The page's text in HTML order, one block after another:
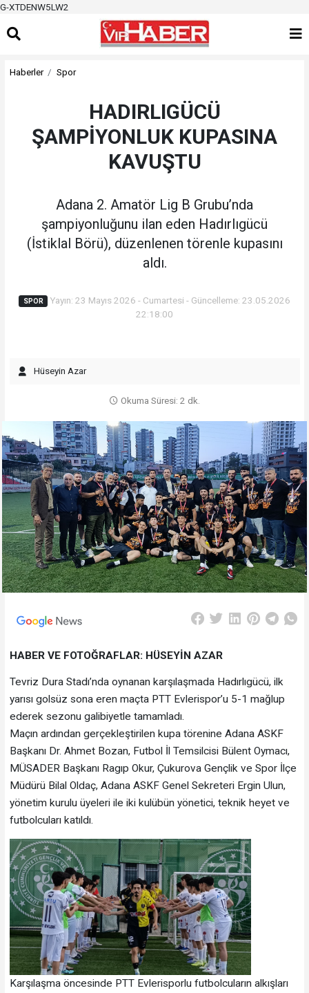
G-XTDENW5LW2
Haberler Spor
HADIRLIGÜCÜ
ŞAMPİYONLUK KUPASINA
KAVUŞTU
Adana 2. Amatör Lig B Grubu’nda
şampiyonluğunu ilan eden Hadırlıgücü
(İstiklal Börü), düzenlenen törenle kupasını
aldı.
SPOR
Yayın: 23 Mayıs 2026 - Cumartesi - Güncelleme: 23.05.2026
22:18:00
Hüseyin Azar
Okuma Süresi: 2 dk.
HABER VE FOTOĞRAFLAR: HÜSEYİN AZAR
Tevriz Dura Stadı’nda oynanan karşılaşmada Hadırlıgücü, ilk
yarısı golsüz sona eren maçta PTT Evlerispor’u 5-1 mağlup
ederek sezonu galibiyetle tamamladı.
Maçın ardından gerçekleştirilen kupa törenine Adana ASKF
Başkanı Dr. Ahmet Bozan, Futbol İl Temsilcisi Bülent Oymacı,
MÜSADER Başkanı Ragıp Okur, Çukurova Gençlik ve Spor İlçe
Müdürü Bilal Oldaç, Adana ASKF Genel Sekreteri Ergin Ulun,
yönetim kurulu üyeleri ile iki kulübün yönetici, teknik heyet ve
futbolcuları katıldı.
Karşılaşma öncesinde PTT Evlerisporlu futbolcuların alkışları